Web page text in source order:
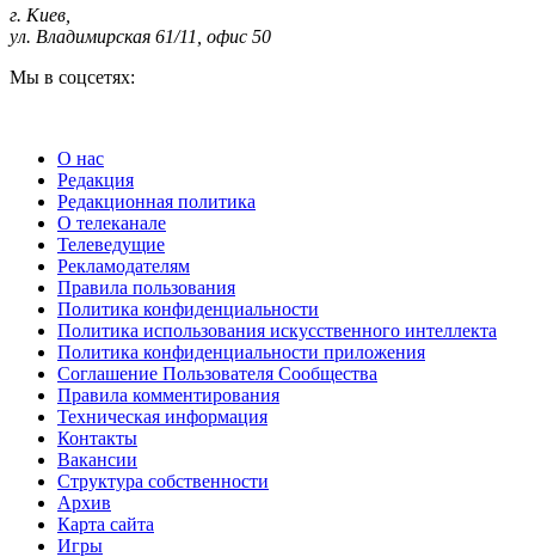
г. Киев
ул. Владимирская 61/11, офис 50
Мы в соцсетях:
О нас
Редакция
Редакционная политика
О телеканале
Телеведущие
Рекламодателям
Правила пользования
Политика конфиденциальности
Политика использования искусственного интеллекта
Политика конфиденциальности приложения
Соглашение Пользователя Сообщества
Правила комментирования
Техническая информация
Контакты
Вакансии
Структура собственности
Архив
Карта сайта
Игры